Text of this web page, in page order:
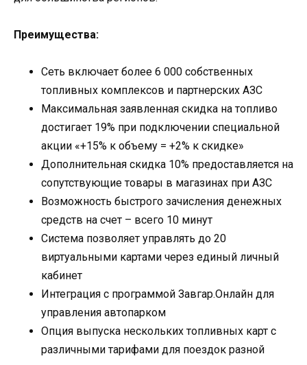
Преимущества:
Сеть включает более 6 000 собственных
топливных комплексов и партнерских АЗС
Максимальная заявленная скидка на топливо
достигает 19% при подключении специальной
акции «+15% к объему = +2% к скидке»
Дополнительная скидка 10% предоставляется на
сопутствующие товары в магазинах при АЗС
Возможность быстрого зачисления денежных
средств на счет – всего 10 минут
Система позволяет управлять до 20
виртуальными картами через единый личный
кабинет
Интеграция с программой Завгар.Онлайн для
управления автопарком
Опция выпуска нескольких топливных карт с
различными тарифами для поездок разной